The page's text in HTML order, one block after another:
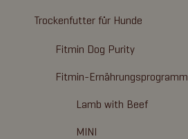
Trockenfutter für Hunde
Fitmin Dog Purity
Fitmin-Ernährungsprogramm
Lamb with Beef
MINI